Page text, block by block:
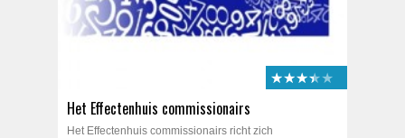
★★★★★
★★★★★
Het Effectenhuis commissionairs
Het Effectenhuis commissionairs richt zich